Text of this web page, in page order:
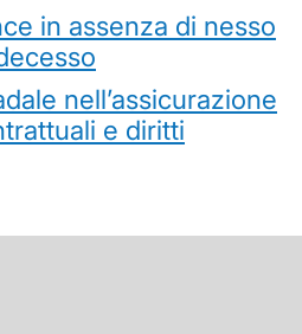
in assenza di nesso
nell’assicurazione
e diritti